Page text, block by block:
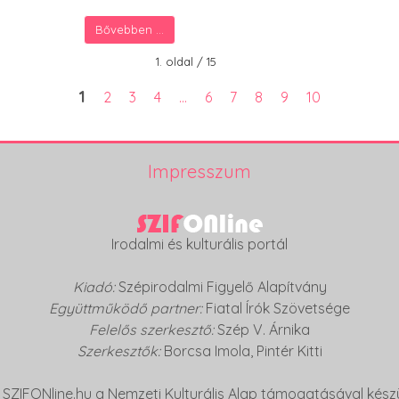
Bővebben ...
1. oldal / 15
1 2 3 4 ... 6 7 8 9 10
Impresszum
Irodalmi és kulturális portál
Kiadó:Szépirodalmi Figyelő Alapítvány
Együttműködő partner:Fiatal Írók Szövetsége
Felelős szerkesztő:Szép V. Árnika
Szerkesztők: Borcsa Imola, Pintér Kitti
SZIFONline.hu a Nemzeti Kulturális Alap támogatásával